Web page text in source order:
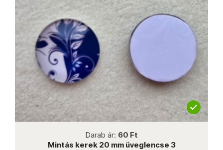
Darab ár: 60 Ft
Mintás kerek 20 mm üveglencse 3